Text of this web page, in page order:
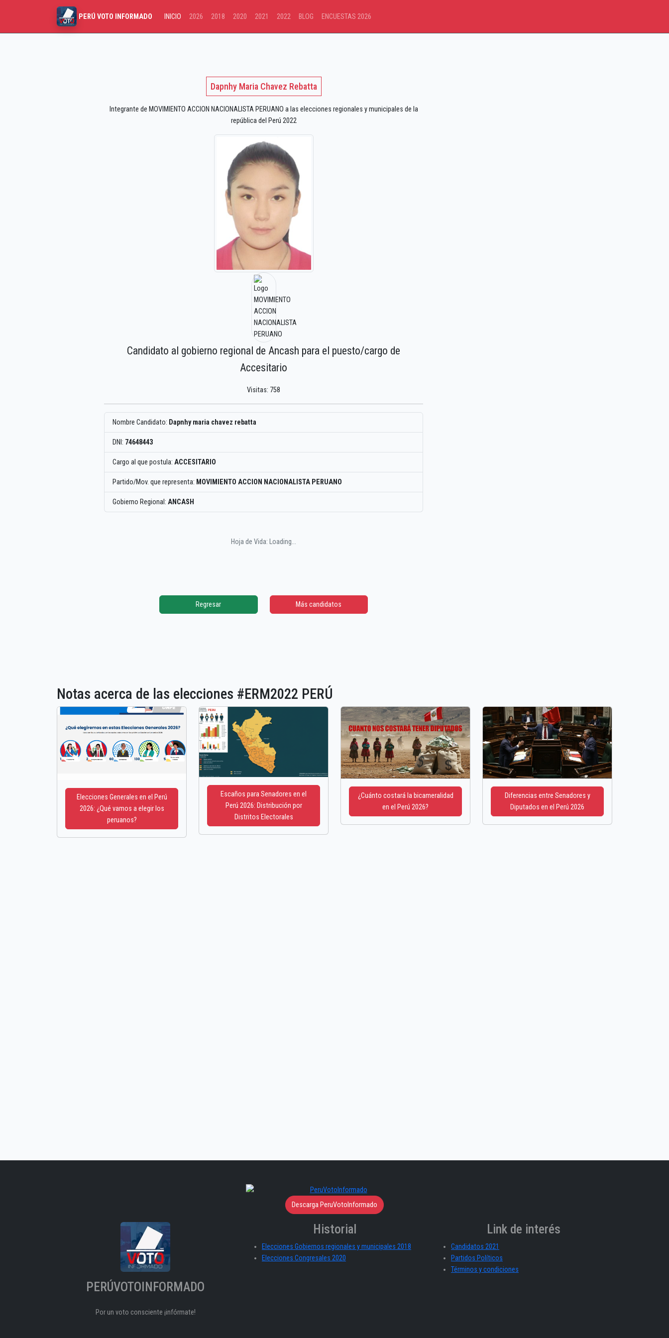
PERÚ VOTO INFORMADO INICIO 2026 2018 2020 2021 2022 BLOG ENCUESTAS 2026
Dapnhy Maria Chavez Rebatta
Integrante de MOVIMIENTO ACCION NACIONALISTA PERUANO a las elecciones regionales y municipales de la
república del Perú 2022
Candidato al gobierno regional de Ancash para el puesto/cargo de
Accesitario
Visitas: 758
Nombre Candidato: Dapnhy maria chavez rebatta
DNI: 74648443
Cargo al que postula: ACCESITARIO
Partido/Mov. que representa: MOVIMIENTO ACCION NACIONALISTA PERUANO
Gobierno Regional: ANCASH
Hoja de Vida: Loading...
Regresar Más candidatos
Notas acerca de las elecciones #ERM2022 PERÚ
Elecciones Generales en el Perú
2026: ¿Qué vamos a elegir los
peruanos?
Escaños para Senadores en el
Perú 2026: Distribución por
Distritos Electorales
¿Cuánto costará la bicameralidad
en el Perú 2026?
Diferencias entre Senadores y
Diputados en el Perú 2026
Descarga PeruVotoInformado
PERÚVOTOINFORMADO
Por un voto consciente ¡infórmate!
Historial
Elecciones Gobiernos regionales y municipales 2018
Elecciones Congresales 2020
Link de interés
Candidatos 2021
Partidos Políticos
Términos y condiciones